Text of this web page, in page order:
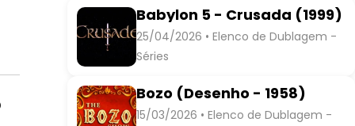
Babylon 5 - Crusada (1999)
25/04/2026 • Elenco de Dublagem -
Séries
Bozo (Desenho - 1958)
15/03/2026 • Elenco de Dublagem -